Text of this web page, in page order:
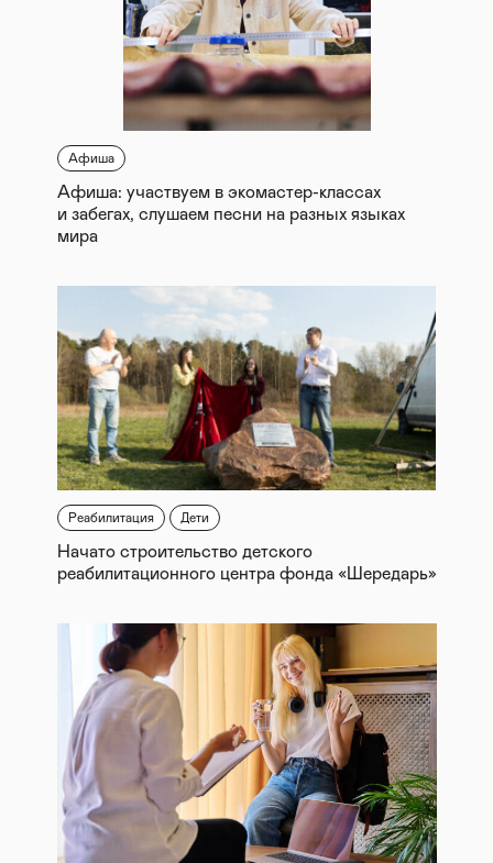
Афиша
Афиша: участвуем в экомастер-классах
и забегах, слушаем песни на разных языках
мира
Реабилитация Дети
Начато строительство детского
реабилитационного центра фонда «Шередарь»